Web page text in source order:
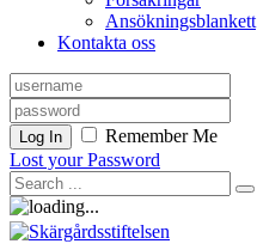
Ansökningsblankett
Kontakta oss
Log In
Remember Me
Lost your Password